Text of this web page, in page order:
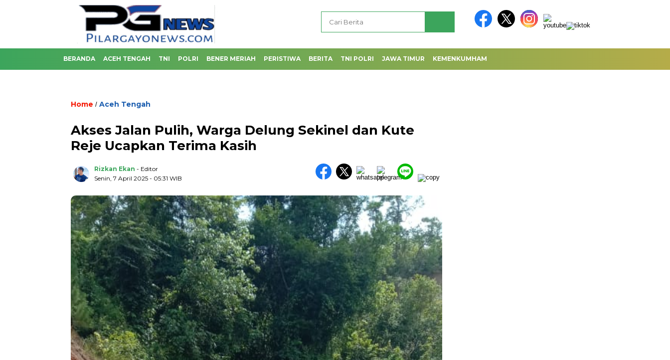
BERANDA ACEH TENGAH TNI POLRI BENER MERIAH PERISTIWA BERITA TNI POLRI JAWA TIMUR KEMENKUMHAM
Home / Aceh Tengah
Akses Jalan Pulih, Warga Delung Sekinel dan Kute
Reje Ucapkan Terima Kasih
Rizkan Ekan - Editor
Senin, 7 April 2025 - 05:31 WIB